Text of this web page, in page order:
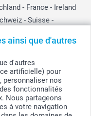
ainsi que d'autres
d'autres
artificielle) pour
personnaliser nos
fonctionnalités
Nous partageons
à votre navigation
- France - Ireland
- Suisse -
et hors frais de port.